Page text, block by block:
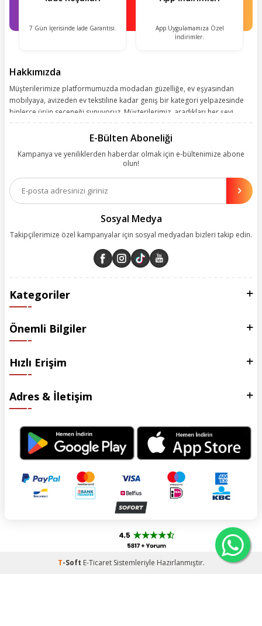
7 Gün İçerisinde İade Garantisi.
App Uygulamamıza Özel
İndirimler.
Hakkımızda
Müşterilerimize platformumuzda modadan güzelliğe, ev eşyasından
mobilyaya, avizeden ev tekstiline kadar geniş bir kategori yelpazesinde
binlerce ürün seçeneği sunuyoruz. Müşterilerimiz, aradıkları her şeyi
kolay, kusursuz ve keyifli bir alışveriş yolculuğu sunarken deneyiminize
olanakları sunuyoruz. Çalışmalarımızı müşterilerimizin memnuniyetini
esas alarak yürütüyoruz.
E-Bülten Aboneliği
Kampanya ve yeniliklerden haberdar olmak için e-bültenimize abone
olun!
Sosyal Medya
Takipçilerimize özel kampanyalar için sosyal medyadan bizleri takip edin.
Kategoriler
Önemli Bilgiler
Hızlı Erişim
Adres & İletişim
T-Soft E-TicaretSistemleriyle Hazırlanmıştır.